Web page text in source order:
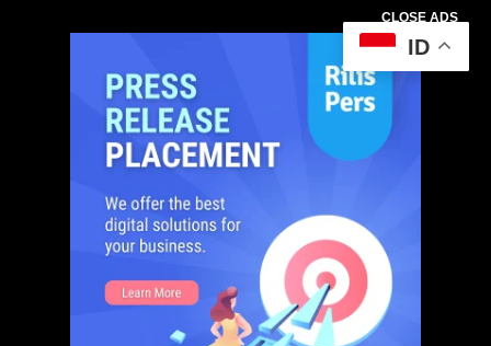
CLOSE ADS
ID